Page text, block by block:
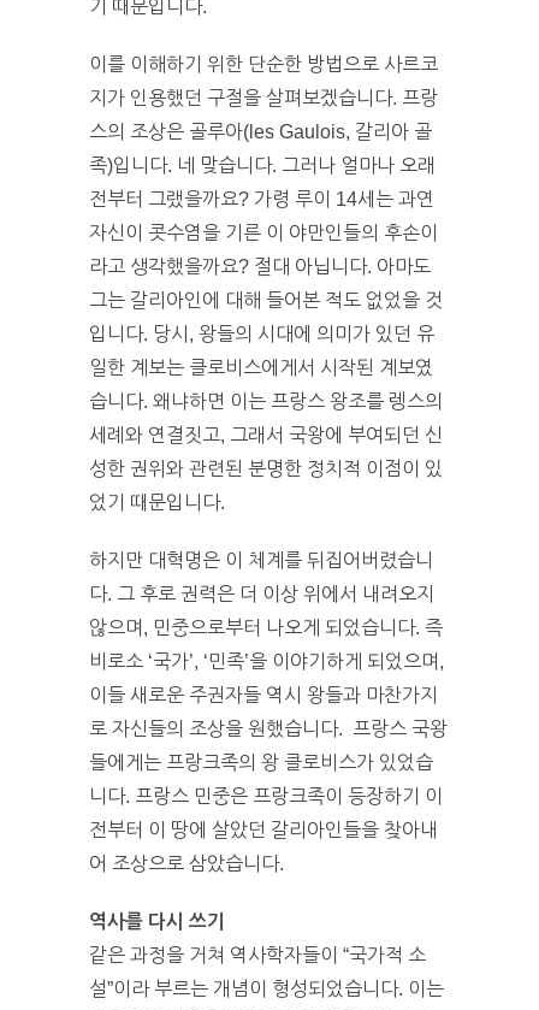
기 때문입니다.
이를 이해하기 위한 단순한 방법으로 사르코
지가 인용했던 구절을 살펴보겠습니다. 프랑
스의 조상은 골루아(les Gaulois, 갈리아 골
족)입니다. 네 맞습니다. 그러나 얼마나 오래
전부터 그랬을까요? 가령 루이 14세는 과연
자신이 콧수염을 기른 이 야만인들의 후손이
라고 생각했을까요? 절대 아닙니다. 아마도
그는 갈리아인에 대해 들어본 적도 없었을 것
입니다. 당시, 왕들의 시대에 의미가 있던 유
일한 계보는 클로비스에게서 시작된 계보였
습니다. 왜냐하면 이는 프랑스 왕조를 렝스의
세례와 연결짓고, 그래서 국왕에 부여되던 신
성한 권위와 관련된 분명한 정치적 이점이 있
었기 때문입니다.
하지만 대혁명은 이 체계를 뒤집어버렸습니
다. 그 후로 권력은 더 이상 위에서 내려오지
않으며, 민중으로부터 나오게 되었습니다. 즉
비로소 ‘국가’, ‘민족’을 이야기하게 되었으며,
이들 새로운 주권자들 역시 왕들과 마찬가지
로 자신들의 조상을 원했습니다. 프랑스 국왕
들에게는 프랑크족의 왕 클로비스가 있었습
니다. 프랑스 민중은 프랑크족이 등장하기 이
전부터 이 땅에 살았던 갈리아인들을 찾아내
어 조상으로 삼았습니다.
역사를 다시 쓰기
같은 과정을 거쳐 역사학자들이 “국가적 소
설”이라 부르는 개념이 형성되었습니다. 이는